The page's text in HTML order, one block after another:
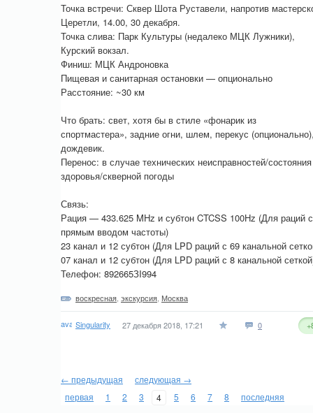
Точка встречи: Сквер Шота Руставели, напротив
Церетли, 14.00, 30 декабря.
Точка слива: Парк Культуры (недалеко МЦК Лужники),
Курский вокзал.
Финиш: МЦК Андроновка
Пищевая и санитарная остановки — опционально
Расстояние: ~30 км
Что брать: свет, хотя бы в стиле «фонарик из
спортмастера», задние огни, шлем, перекус
дождевик.
Перенос: в случае технических неисправностей/состояния
здоровья/скверной погоды
Связь:
Рация — 433.625 MHz и субтон CTCSS 100Hz (Для раций с
прямым вводом частоты)
23 канал и 12 субтон (Для LPD раций с 69 канальной
07 канал и 12 субтон (Для LPD раций с 8 канальной
Телефон: 892665ЗI994
воскресная экскурсия Москва
Singularity 27 декабря 2018, 17:21 0
← предыдущая
следующая →
первая
1 2 3 4 5 6 7 8 последняя